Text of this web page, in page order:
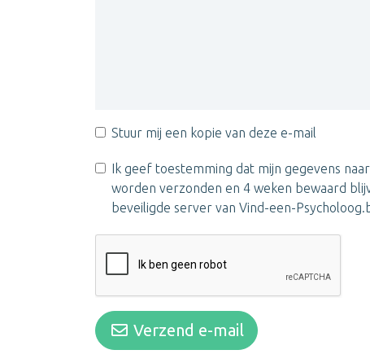
Stuur mij een kopie van deze e-mail
Ik geef toestemming dat mijn gegevens
worden verzonden en 4 weken bewaard
beveiligde server van Vind-een-
Verzend e-mail